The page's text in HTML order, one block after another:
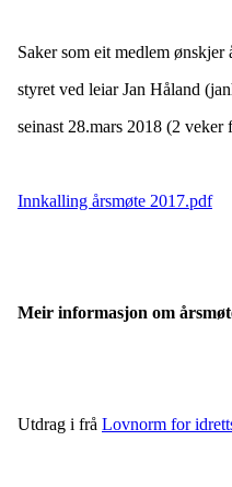
Saker som eit medlem ønskjer
styret ved leiar Jan Håland
seinast 28.mars 2018 (2 veker
Innkalling årsmøte 2017.pdf
Meir informasjon om
Utdrag i frå Lovnorm for